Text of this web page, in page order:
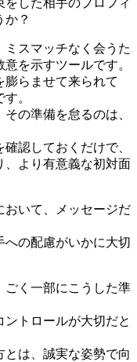
か？
スマッチなく会うた
を示すツールです。
膨らませて来られて
。
の準備を怠るのは、
認しておくだけで、
、より有意義な初対面
おいて、メッセージだ
の配慮がいかに大切
ごく一部にこうした準
トロールが大切だと
とは、誠実な姿勢で向